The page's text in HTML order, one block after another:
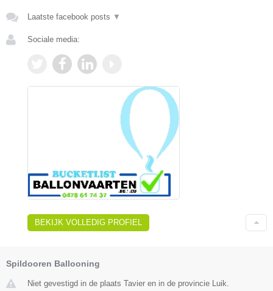
Laatste facebook posts ▼
Sociale media:
BEKIJK VOLLEDIG PROFIEL
Spildooren Ballooning
Niet gevestigd in de plaats Tavier en in de provincie Luik.